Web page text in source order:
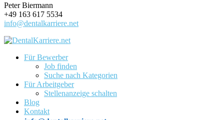
Peter Biermann
+49 163 617 5534
info@dentalkarriere.net
Für Bewerber
Job finden
Suche nach Kategorien
Für Arbeitgeber
Stellenanzeige schalten
Blog
Kontakt